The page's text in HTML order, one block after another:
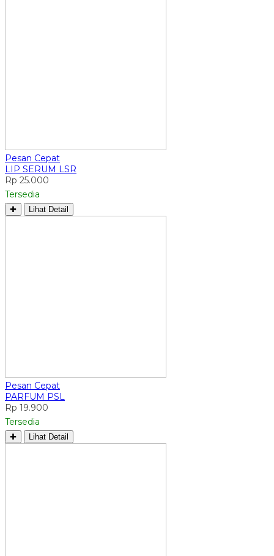
Pesan Cepat
LIP SERUM LSR
Rp 25.000
Tersedia
✚ Lihat Detail
Pesan Cepat
PARFUM PSL
Rp 19.900
Tersedia
✚ Lihat Detail